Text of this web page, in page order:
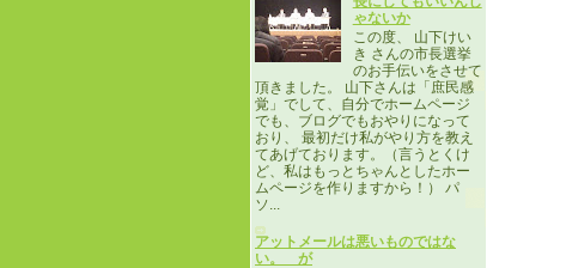
ゃないか
この度、 山下けい
き さんの市長選挙
のお手伝いをさせて
頂きました。 山下さんは「庶民感
覚」でして、自分でホームページ
でも、ブログでもおやりになって
おり、 最初だけ私がやり方を教え
てあげております。（言うとくけ
ど、私はもっとちゃんとしたホー
ムページを作りますから！） パ
ソ...
アットメールは悪いものではな
い。 が